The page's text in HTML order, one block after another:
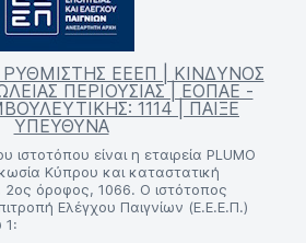
ΕΕΕΠ | ΚΙΝΔΥΝΟΣ
ΠΕΡΙΟΥΣΙΑΣ | ΕΟΠΑΕ -
1114 | ΠΑΙΞΕ
ΥΠΕΥΘΥΝΑ
ιστοτόπου είναι η εταιρεία PLUMO
Κύπρου και καταστατική
2ος όροφος, 1066. Ο ιστότοπος
Ελέγχου Παιγνίων (Ε.Ε.Ε.Π.)
1: